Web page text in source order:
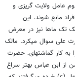
عامل ولایت گریزی و
مانع شوند. این
تک ماها نیز در معرض
علی سوال می​کرد. مالک
به کار گماشته​ای. حضرت
از ابن عباس بهتر سراغ